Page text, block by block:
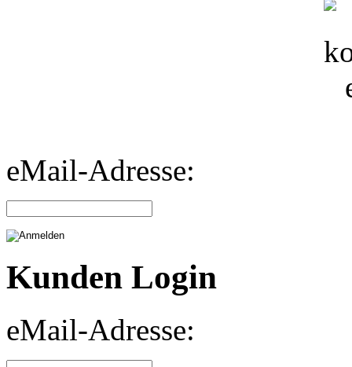
eMail-Adresse:
Kunden Login
eMail-Adresse: